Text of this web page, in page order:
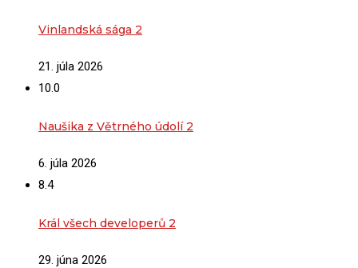
Vinlandská sága 2
21. júla 2026
10.0
Naušika z Větrného údolí 2
6. júla 2026
8.4
Král všech developerů 2
29. júna 2026